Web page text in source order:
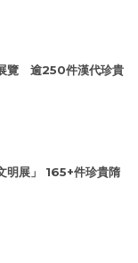
展覽 逾250件漢代珍貴
明展」 165+件珍貴隋